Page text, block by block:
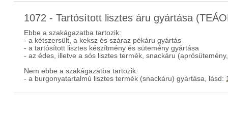
1072 - Tartósított lisztes áru gyártása
Ebbe a szakágazatba tartozik:
- a kétszersült, a keksz és száraz pékáru gyártás
- a tartósított lisztes készítmény és sütemény gyártása
- az édes, illetve a sós lisztes termék, snackáru
Nem ebbe a szakágazatba tartozik:
- a burgonyatartalmú lisztes termék (snackáru) gyártása, lásd: